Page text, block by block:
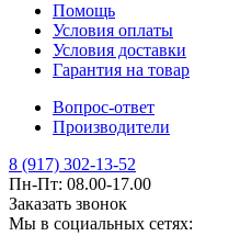
Помощь
Условия оплаты
Условия доставки
Гарантия на товар
Вопрос-ответ
Производители
8 (917) 302-13-52
Пн-Пт: 08.00-17.00
Заказать звонок
Мы в социальных сетях: